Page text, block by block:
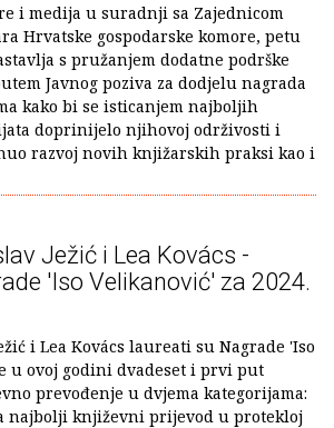
i medija u suradnji sa Zajednicom
Hrvatske gospodarske komore, petu
s pružanjem dodatne podrške
Javnog poziva za dodjelu nagrada
kako bi se isticanjem najboljih
doprinijelo njihovoj održivosti i
razvoj novih knjižarskih praksi kao i
Ježić i Lea Kovács -
'Iso Velikanović' za 2024.
i Lea Kovács laureati su Nagrade 'Iso
u ovoj godini dvadeset i prvi put
prevođenje u dvjema kategorijama:
najbolji književni prijevod u protekloj